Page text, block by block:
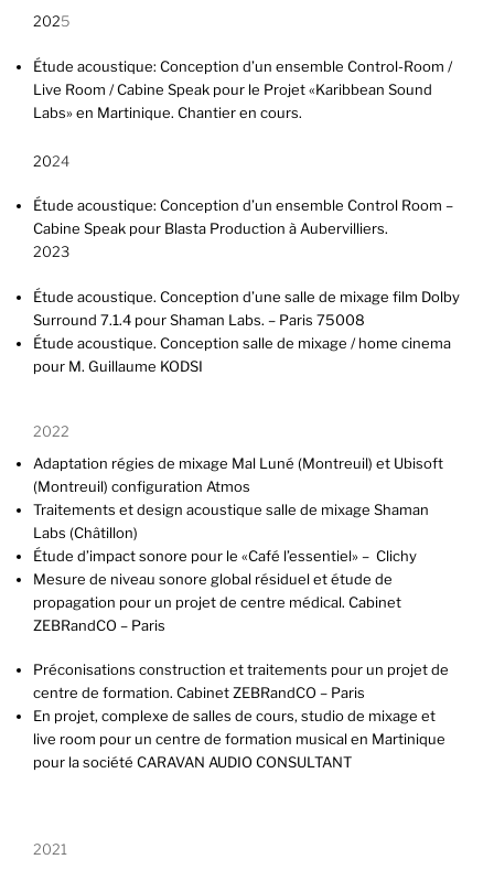
2025
Étude acoustique: Conception d’un ensemble Control-Room /
Live Room / Cabine Speak pour le Projet «Karibbean Sound
Labs» en Martinique. Chantier en cours.
2024
Étude acoustique: Conception d’un ensemble Control Room –
Cabine Speak pour Blasta Production à Aubervilliers.
2023
Étude acoustique. Conception d’une salle de mixage film Dolby
Surround 7.1.4 pour Shaman Labs. – Paris 75008
Étude acoustique. Conception salle de mixage / home cinema
pour M. Guillaume KODSI
2022
Adaptation régies de mixage Mal Luné (Montreuil) et Ubisoft
(Montreuil) configuration Atmos
Traitements et design acoustique salle de mixage Shaman
Labs (Châtillon)
Étude d’impact sonore pour le «Café l’essentiel» – Clichy
Mesure de niveau sonore global résiduel et étude de
propagation pour un projet de centre médical. Cabinet
ZEBRandCO – Paris
Préconisations construction et traitements pour un projet de
centre de formation. Cabinet ZEBRandCO – Paris
En projet, complexe de salles de cours, studio de mixage et
live room pour un centre de formation musical en Martinique
pour la société CARAVAN AUDIO CONSULTANT
2021